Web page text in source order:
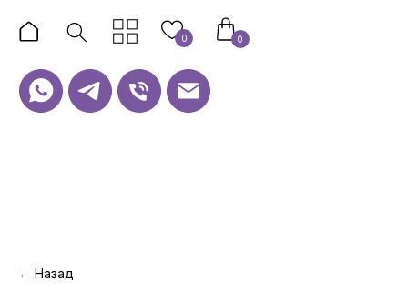
0
0
← Назад